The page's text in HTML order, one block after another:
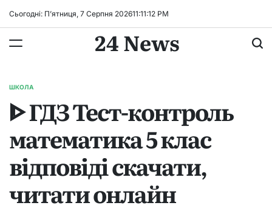
Сьогодні: П’ятниця, 7 Серпня 202611:11:13 PM
24 News
ОПУБЛІКУВАТИ
ШКОЛА
ᐈ ГДЗ Тест-контроль
математика 5 клас
відповіді скачати,
читати онлайн